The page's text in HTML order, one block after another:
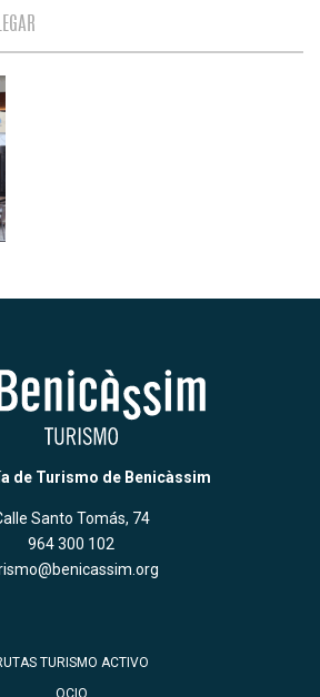
de Turismo de Benicàssim
Santo Tomás, 74
964 300 102
TURISMO ACTIVO
OCIO